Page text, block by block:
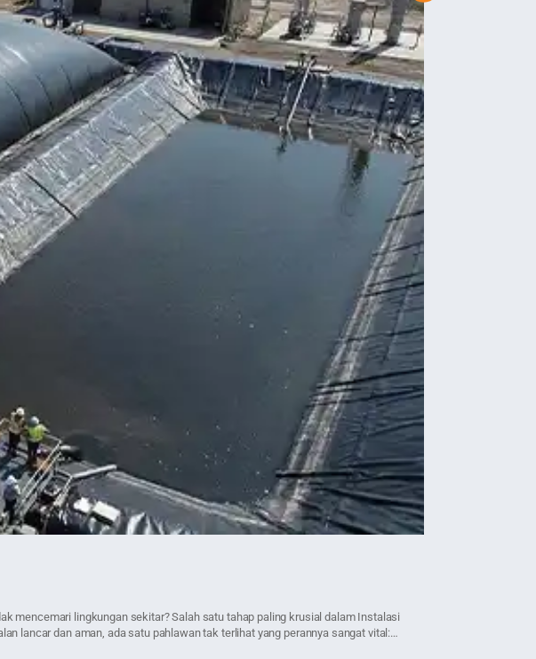
mencemari lingkungan sekitar? Salah satu tahap paling krusial dalam Instalasi
lancar dan aman, ada satu pahlawan tak terlihat yang perannya sangat vital: